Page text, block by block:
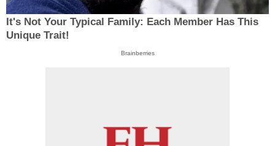
It's Not Your Typical Family: Each Member Has This
Unique Trait!
Brainberries